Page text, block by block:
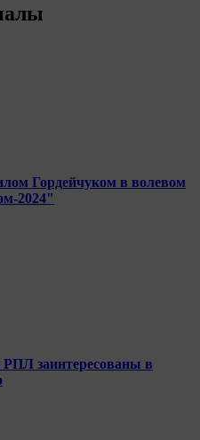
Гордейчуком в волевом
2024"
заинтересованы в